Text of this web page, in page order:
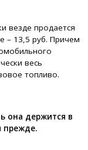
везде продается
– 13,5 руб. Причем
весь
топливо.
она держится в
прежде.